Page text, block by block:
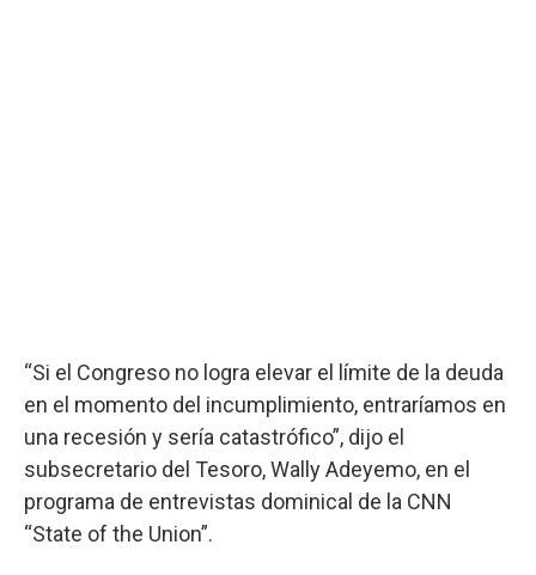
“Si el Congreso no logra elevar el límite de la deuda
en el momento del incumplimiento, entraríamos en
una recesión y sería catastrófico”, dijo el
subsecretario del Tesoro, Wally Adeyemo, en el
programa de entrevistas dominical de la CNN
“State of the Union”.